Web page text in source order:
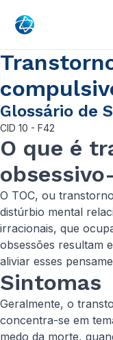
Glossário de
CID 10 - F42
O que é
O TOC, ou
distúrbio mental
irracionais, que
obsessões resultam
aliviar esses
Sintomas
Geralmente, o
concentra-se em
medo da morte,